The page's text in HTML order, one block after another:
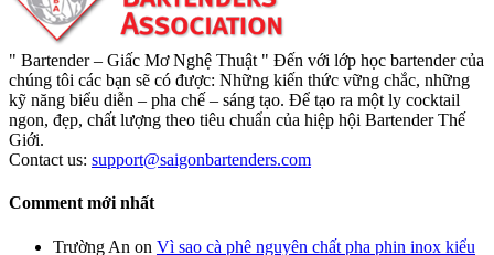
" Bartender – Giấc Mơ Nghệ Thuật " Đến với lớp học bartender của
chúng tôi các bạn sẽ có được: Những kiến thức vững chắc, những
kỹ năng biểu diễn – pha chế – sáng tạo. Để tạo ra một ly cocktail
ngon, đẹp, chất lượng theo tiêu chuẩn của hiệp hội Bartender Thế
Giới.
Contact us: support@saigonbartenders.com
Comment mới nhất
Trường An on Vì sao cà phê nguyên chất pha phin inox kiểu